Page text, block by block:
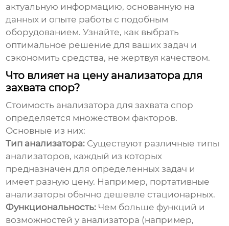
актуальную информацию, основанную на
данных и опыте работы с подобным
оборудованием. Узнайте, как выбрать
оптимальное решение для ваших задач и
сэкономить средства, не жертвуя качеством.
Что влияет на цену анализатора для
захвата спор?
Стоимость анализатора для захвата спор
определяется множеством факторов.
Основные из них:
Тип анализатора: Существуют различные типы
анализаторов, каждый из которых
предназначен для определенных задач и
имеет разную цену. Например, портативные
анализаторы обычно дешевле стационарных.
Функциональность: Чем больше функций и
возможностей у анализатора (например,